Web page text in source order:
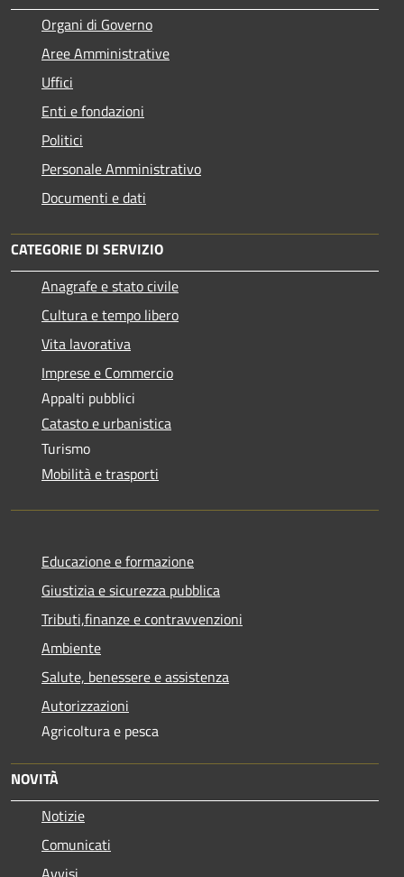
Organi di Governo
Aree Amministrative
Uffici
Enti e fondazioni
Politici
Personale Amministrativo
Documenti e dati
CATEGORIE DI SERVIZIO
Anagrafe e stato civile
Cultura e tempo libero
Vita lavorativa
Imprese e Commercio
Appalti pubblici
Catasto e urbanistica
Turismo
Mobilità e trasporti
Educazione e formazione
Giustizia e sicurezza pubblica
Tributi,finanze e contravvenzioni
Ambiente
Salute, benessere e assistenza
Autorizzazioni
Agricoltura e pesca
NOVITÀ
Notizie
Comunicati